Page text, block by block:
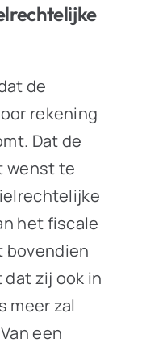
de
rekening
Dat de
wenst te
het fiscale
bovendien
zij ook in
meer zal
een